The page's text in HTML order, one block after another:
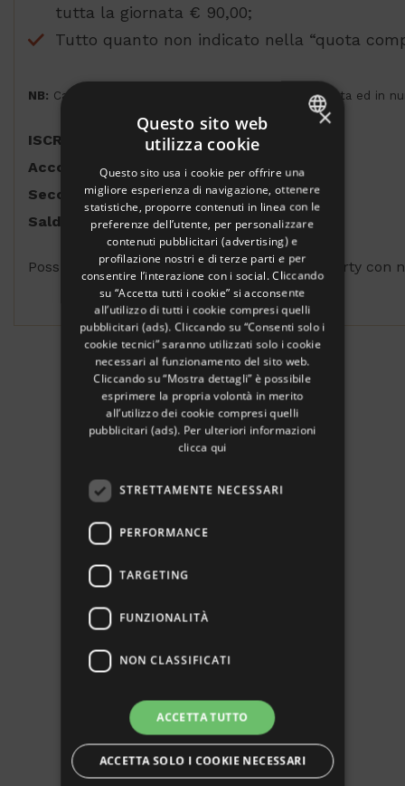
tutta la giornata € 90,00;
Tutto quanto non indicato nella “quota
NB: Cabine singole, triple e quadruple solo su richiesta ed in
ISCRIZIONI:
Acconto
€ 500 a persona all’iscrizione
Secondo Accontoentro il 15 Ottobre € 500
Saldo
45 giorni prima della partenza
Possibilità di bonifico bancario intestato a: Party con
ENGLISH
GERMAN
FRENCH
RUSSIAN
×
Questo sito web
utilizza cookie
Questo sito usa i cookie per offrire una
migliore esperienza di navigazione, ottenere
statistiche, proporre contenuti in linea con le
preferenze dell’utente, per personalizzare
contenuti pubblicitari (advertising) e
profilazione nostri e di terze parti e per
consentire l’interazione con i social. Cliccando
su “Accetta tutti i cookie” si acconsente
all’utilizzo di tutti i cookie compresi quelli
pubblicitari (ads). Cliccando su “Consenti solo i
cookie tecnici” saranno utilizzati solo i cookie
necessari al funzionamento del sito web.
Cliccando su “Mostra dettagli” è possibile
esprimere la propria volontà in merito
all’utilizzo dei cookie compresi quelli
pubblicitari (ads). Per ulteriori informazioni
clicca qui
STRETTAMENTE NECESSARI
PERFORMANCE
TARGETING
FUNZIONALITÀ
NON CLASSIFICATI
ACCETTA TUTTO
ACCETTA SOLO I COOKIE NECESSARI